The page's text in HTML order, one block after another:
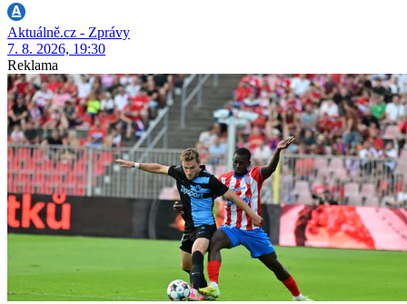
Aktuálně.cz - Zprávy
7. 8. 2026, 19:30
Reklama